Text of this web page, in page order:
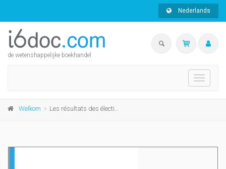
Nederlands
de wetenshappelijke boekhandel
Toggle
Welkom Les résultats des élections fédérales du 13 juin 2010